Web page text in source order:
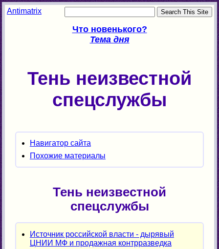
Antimatrix
Что новенького?
Тема дня
Тень неизвестной
спецслужбы
Навигатор сайта
Похожие материалы
Тень неизвестной
спецслужбы
Источник российской власти - дырявый
ЦНИИ МФ и продажная контрразведка